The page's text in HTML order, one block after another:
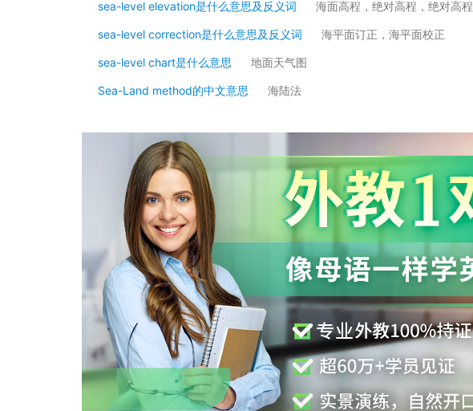
sea-level elevation是什么意思及反义词 海面高程，绝对高程，绝对高程
sea-level correction是什么意思及反义词 海平面订正，海平面校正
sea-level chart是什么意思 地面天气图
Sea-Land method的中文意思 海陆法